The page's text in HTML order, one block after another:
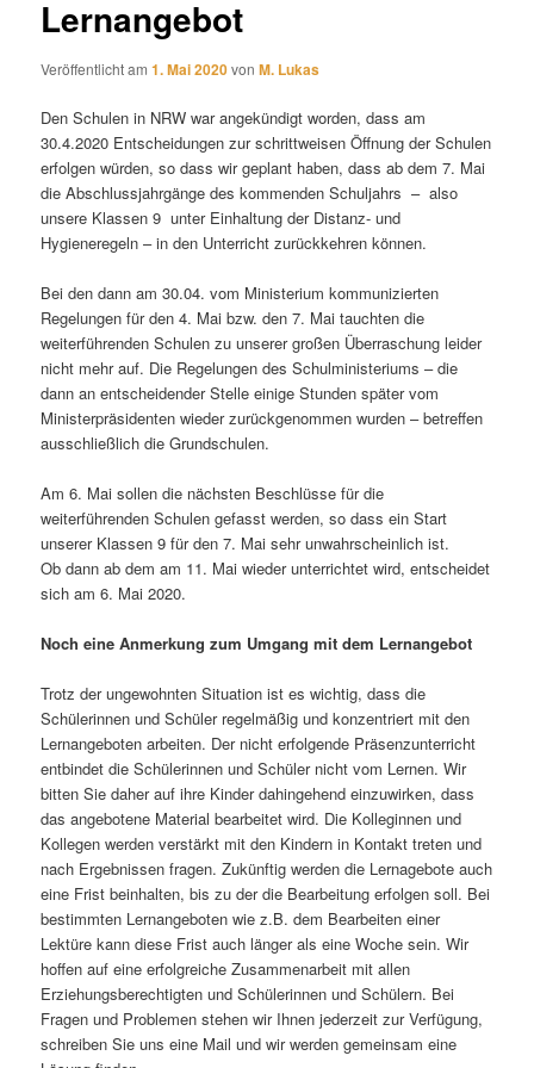
Lernangebot
Veröffentlicht am1. Mai 2020vonM. Lukas
Den Schulen in NRW war angekündigt worden, dass am
30.4.2020 Entscheidungen zur schrittweisen Öffnung der Schulen
erfolgen würden, so dass wir geplant haben, dass ab dem 7. Mai
die Abschlussjahrgänge des kommenden Schuljahrs – also
unsere Klassen 9 unter Einhaltung der Distanz- und
Hygieneregeln – in den Unterricht zurückkehren können.
Bei den dann am 30.04. vom Ministerium kommunizierten
Regelungen für den 4. Mai bzw. den 7. Mai tauchten die
weiterführenden Schulen zu unserer großen Überraschung leider
nicht mehr auf. Die Regelungen des Schulministeriums – die
dann an entscheidender Stelle einige Stunden später vom
Ministerpräsidenten wieder zurückgenommen wurden – betreffen
ausschließlich die Grundschulen.
Am 6. Mai sollen die nächsten Beschlüsse für die
weiterführenden Schulen gefasst werden, so dass ein Start
unserer Klassen 9 für den 7. Mai sehr unwahrscheinlich ist.
Ob dann ab dem am 11. Mai wieder unterrichtet wird, entscheidet
sich am 6. Mai 2020.
Noch eine Anmerkung zum Umgang mit dem Lernangebot
Trotz der ungewohnten Situation ist es wichtig, dass die
Schülerinnen und Schüler regelmäßig und konzentriert mit den
Lernangeboten arbeiten. Der nicht erfolgende Präsenzunterricht
entbindet die Schülerinnen und Schüler nicht vom Lernen. Wir
bitten Sie daher auf ihre Kinder dahingehend einzuwirken, dass
das angebotene Material bearbeitet wird. Die Kolleginnen und
Kollegen werden verstärkt mit den Kindern in Kontakt treten und
nach Ergebnissen fragen. Zukünftig werden die Lernagebote auch
eine Frist beinhalten, bis zu der die Bearbeitung erfolgen soll. Bei
bestimmten Lernangeboten wie z.B. dem Bearbeiten einer
Lektüre kann diese Frist auch länger als eine Woche sein. Wir
hoffen auf eine erfolgreiche Zusammenarbeit mit allen
Erziehungsberechtigten und Schülerinnen und Schülern. Bei
Fragen und Problemen stehen wir Ihnen jederzeit zur Verfügung,
schreiben Sie uns eine Mail und wir werden gemeinsam eine